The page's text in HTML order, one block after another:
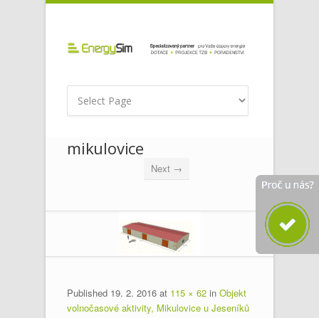
mikulovice
Next →
Published 19. 2. 2016 at 115 × 62 in Objekt
volnočasové aktivity, Mikulovice u Jeseníků